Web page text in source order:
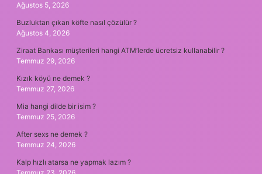
Ağustos 5, 2026
Buzluktan çıkan köfte nasıl çözülür ?
Ağustos 4, 2026
Ziraat Bankası müşterileri hangi ATM’lerde ücretsiz kullanabilir ?
Temmuz 29, 2026
Kızık köyü ne demek ?
Temmuz 27, 2026
Mia hangi dilde bir isim ?
Temmuz 25, 2026
After sexs ne demek ?
Temmuz 24, 2026
Kalp hızlı atarsa ne yapmak lazım ?